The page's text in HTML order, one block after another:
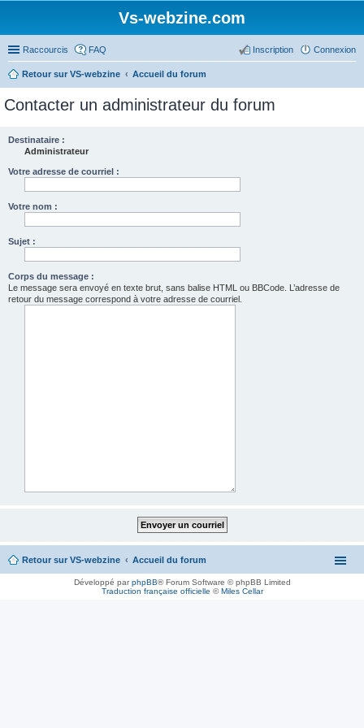
Vs-webzine.com
Raccourcis FAQ Connexion
Inscription
Retour sur VS-webzine Accueil du forum
Contacter un administrateur du forum
Destinataire :
Administrateur
Votre adresse de courriel :
Votre nom :
Sujet :
Corps du message :
Le message sera envoyé en texte brut, sans balise HTML ou BBCode. L’adresse de
retour du message correspond à votre adresse de courriel.
Retour sur VS-webzine Accueil du forum
Développé parphpBB® Forum Software © phpBB Limited
Traduction française officielle ©Miles Cellar